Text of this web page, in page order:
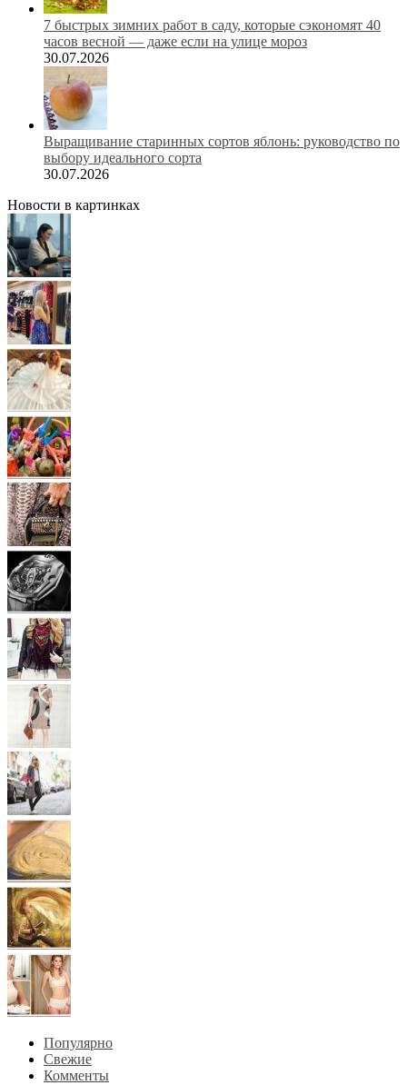
7 быстрых зимних работ в саду, которые сэкономят 40
часов весной — даже если на улице мороз
30.07.2026
Выращивание старинных сортов яблонь: руководство по
выбору идеального сорта
30.07.2026
Новости в картинках
Популярно
Свежие
Комменты